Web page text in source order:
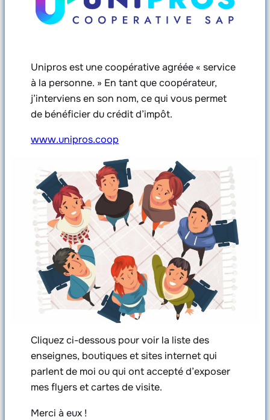
Unipros est une coopérative agréée « service
à la personne. » En tant que coopérateur,
j’interviens en son nom, ce qui vous permet
de bénéficier du crédit d’impôt.
www.unipros.coop
Cliquez ci-dessous pour voir la liste des
enseignes, boutiques et sites internet qui
parlent de moi ou qui ont accepté d’exposer
mes flyers et cartes de visite.
Merci à eux !